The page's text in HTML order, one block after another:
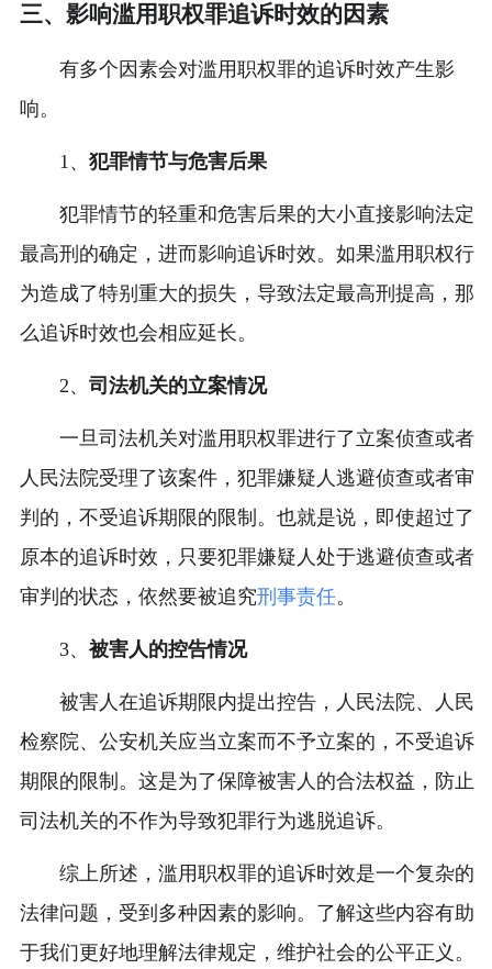
三、影响滥用职权罪追诉时效的因素
有多个因素会对滥用职权罪的追诉时效产生影
响。
1、 犯罪情节与危害后果
犯罪情节的轻重和危害后果的大小直接影响法定
最高刑的确定，进而影响追诉时效。如果滥用职权行
为造成了特别重大的损失，导致法定最高刑提高，那
么追诉时效也会相应延长。
2、 司法机关的立案情况
一旦司法机关对滥用职权罪进行了立案侦查或者
人民法院受理了该案件，犯罪嫌疑人逃避侦查或者审
判的，不受追诉期限的限制。也就是说，即使超过了
原本的追诉时效，只要犯罪嫌疑人处于逃避侦查或者
审判的状态，依然要被追究刑事责任。
3、 被害人的控告情况
被害人在追诉期限内提出控告，人民法院、人民
检察院、公安机关应当立案而不予立案的，不受追诉
期限的限制。这是为了保障被害人的合法权益，防止
司法机关的不作为导致犯罪行为逃脱追诉。
综上所述，滥用职权罪的追诉时效是一个复杂的
法律问题，受到多种因素的影响。了解这些内容有助
于我们更好地理解法律规定，维护社会的公平正义。